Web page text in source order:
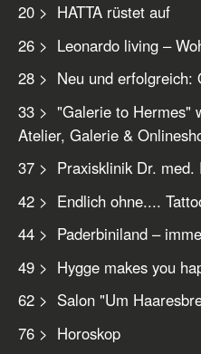
20 > HATTA rüstet auf
26 > Leonardo living –
28 > Neu und erfolgreich:
33 > "Galerie to Hermes"
Atelier, Galerie &
37 > Praxisklinik Dr. med.
42 > Endlich ohne....
44 > Paderbiniland –
49 > Hygge makes you
62 > Salon "Um
76 > Horoskop